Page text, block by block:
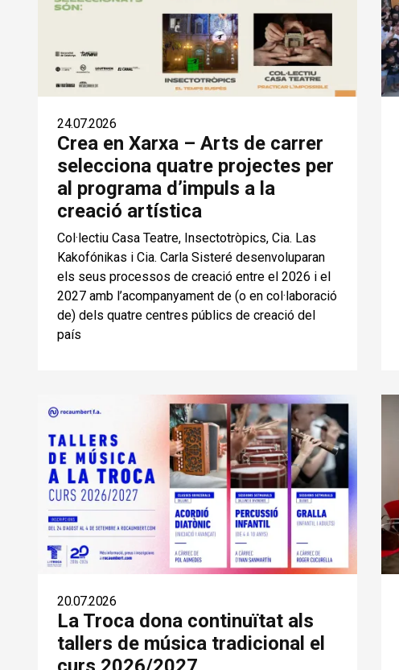
24.07.2026
Crea en Xarxa – Arts de carrer
selecciona quatre projectes per
al programa d’impuls a la
creació artística
Col·lectiu Casa Teatre, Insectotròpics, Cia. Las
Kakofónikas i Cia. Carla Sisteré desenvoluparan
els seus processos de creació entre el 2026 i el
2027 amb l’acompanyament de (o en col·laboració
de) dels quatre centres públics de creació del
país
20.07.2026
La Troca dona continuïtat als
tallers de música tradicional el